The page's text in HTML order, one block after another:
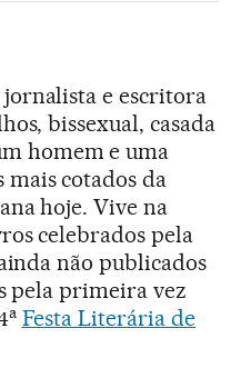
e escritora
bissexual, casada
homem e uma
cotados da
hoje. Vive na
celebrados pela
não publicados
pela primeira vez
a Festa Literária de